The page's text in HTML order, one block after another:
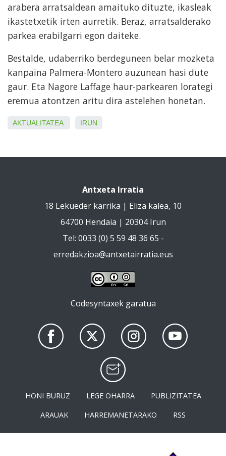
arabera arratsaldean amaituko dituzte, ikasleak
ikastetxetik irten aurretik. Beraz, arratsalderako
parkea erabilgarri egon daiteke.
Bestalde, udaberriko berdeguneen belar mozketa
kanpaina Palmera-Montero auzunean hasi dute
gaur. Eta Nagore Laffage haur-parkearen lorategi
eremua atontzen aritu dira astelehen honetan.
AKTUALITATEA IRUN
Antxeta Irratia
18 Lekueder karrika | Eliza kalea, 10
64700 Hendaia | 20304 Irun
Tel: 0033 (0) 5 59 48 36 65 -
erredakzioa@antxetairratia.eus
Codesyntaxek garatua
HONI BURUZ LEGE OHARRA
PUBLIZITATEA
ARAUAK
HARREMANETARAKO RSS